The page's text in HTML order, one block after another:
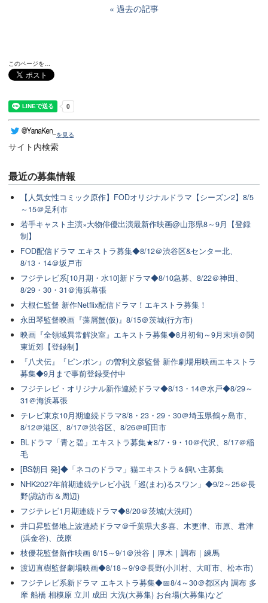
過去の記事
このページを…
を見る
サイト内検索
最近の募集情報
【人気女性コミック原作】FODオリジナルドラマ【シーズン2】8/5
～15＠足利市
若手キャスト主演×大物俳優出演最新作映画@山形県8～9月【登録
制】
FOD配信ドラマ エキストラ募集◆8/12＠渋谷区&センター北、
8/13・14＠坂戸市
フジテレビ系[10月期・水10]新ドラマ◆8/10急募、8/22＠神田、
8/29・30・31＠海浜幕張
大根仁監督 新作Netflix配信ドラマ！エキストラ募集！
永田琴監督映画『藻屑蟹(仮)』8/15＠茨城(行方市)
映画『全領域異常解決室』エキストラ募集◆8月初旬～9月末頃＠関
東近郊【登録制】
『八犬伝』『ピンポン』の曽利文彦監督 新作劇場用映画エキストラ
募集◆9月まで事前登録受付中
フジテレビ・オリジナル新作連続ドラマ◆8/13・14＠水戸◆8/29～
31＠海浜幕張
テレビ東京10月期連続ドラマ8/8・23・29・30＠埼玉県鶴ヶ島市、
8/12＠港区、8/17＠渋谷区、8/26＠町田市
BLドラマ「青と碧」エキストラ募集★8/7・9・10＠代沢、8/17＠稲
毛
[BS朝日 発]◆「ネコのドラマ」猫エキストラ＆飼い主募集
NHK2027年前期連続テレビ小説「巡(まわ)るスワン」◆9/2～25＠長
野(諏訪市＆周辺)
フジテレビ1月期連続ドラマ◆8/20＠茨城(大洗町)
井口昇監督地上波連続ドラマ＠千葉県大多喜、木更津、市原、君津
(浜金谷)、茂原
枝優花監督新作映画 8/15～9/1＠渋谷｜厚木｜調布｜練馬
渡辺直樹監督劇場映画◆8/18～9/9＠長野(小川村、大町市、松本市)
フジテレビ系新ドラマ エキストラ募集◆📅8/4～30＠都区内 調布 多
摩 船橋 相模原 立川 成田 大洗(大募集) お台場(大募集)など